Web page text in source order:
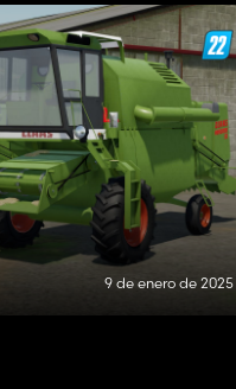
9 de enero de 2025